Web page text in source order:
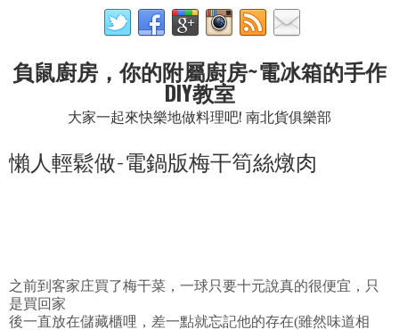
負鼠廚房，你的附屬廚房~電冰箱的手作
DIY教室
大家一起來快樂地做料理吧! 南北貨俱樂部
懶人輕鬆做-電鍋版梅干筍絲燉肉
之前到客家庄買了梅干菜，一球只要十元說真的很便宜，只
是買回家
後一直放在儲藏櫃哩，差一點就忘記他的存在(雖然味道相